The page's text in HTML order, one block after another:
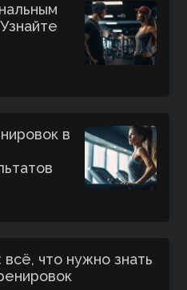
в
что нужно знать